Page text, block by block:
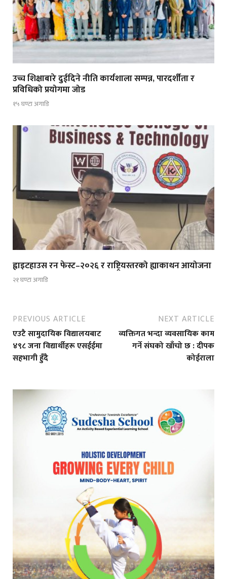
उच्च शिक्षाबारे दुईदिने नीति कार्यशाला सम्पन्न, पारदर्शीता र
प्रविधिको प्रयोगमा जोड
१५ घण्टा अगाडि
ह्वाइटहाउस रन फेस्ट–२०२६ र राष्ट्रियस्तरको ह्याकाथन आयोजना
२१ घण्टा अगाडि
PREVIOUS ARTICLE
एउटै सामुदायिक विद्यालयबाट
४९८ जना विद्यार्थीहरू एसईईमा
सहभागी हुँदै
NEXT ARTICLE
व्यक्तिगत भन्दा व्यवसायिक काम
गर्ने संघको खाँचो छ : दीपक
कोईराला